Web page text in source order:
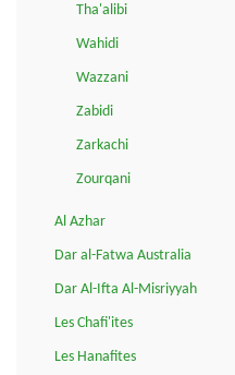
Tha'alibi
Wahidi
Wazzani
Zabidi
Zarkachi
Zourqani
Al Azhar
Dar al-Fatwa Australia
Dar Al-Ifta Al-Misriyyah
Les Chafi'ites
Les Hanafites